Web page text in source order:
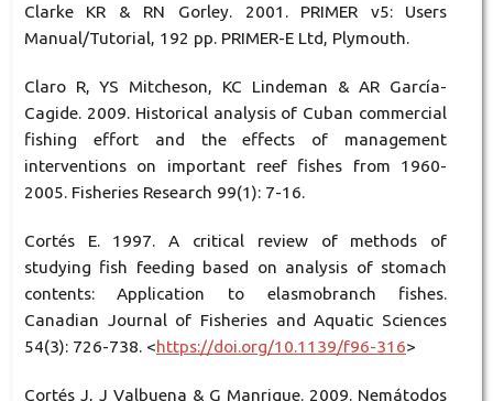
Clarke KR & RN Gorley. 2001. PRIMER v5: Users
Manual/Tutorial, 192 pp. PRIMER-E Ltd, Plymouth.
Claro R, YS Mitcheson, KC Lindeman & AR García-
Cagide. 2009. Historical analysis of Cuban commercial
fishing effort and the effects of management
interventions on important reef fishes from 1960-
2005. Fisheries Research 99(1): 7-16.
Cortés E. 1997. A critical review of methods of
studying fish feeding based on analysis of stomach
contents: Application to elasmobranch fishes.
Canadian Journal of Fisheries and Aquatic Sciences
54(3): 726-738. <https://doi.org/10.1139/f96-316>
Cortés J, J Valbuena & G Manrique. 2009. Nemátodos